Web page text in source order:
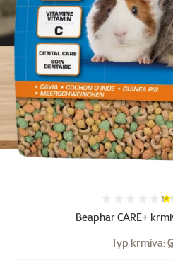
Beaphar CARE+
1×
Typ krmiva: